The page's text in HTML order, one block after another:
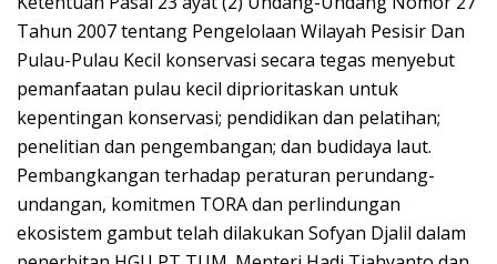
Tahun 2007 tentang Pengelolaan Wilayah Pesisir Dan
Pulau-Pulau Kecil konservasi secara tegas menyebut
pemanfaatan pulau kecil diprioritaskan untuk
kepentingan konservasi; pendidikan dan pelatihan;
penelitian dan pengembangan; dan budidaya laut.
Pembangkangan terhadap peraturan perundang-
undangan, komitmen TORA dan perlindungan
ekosistem gambut telah dilakukan Sofyan Djalil dalam